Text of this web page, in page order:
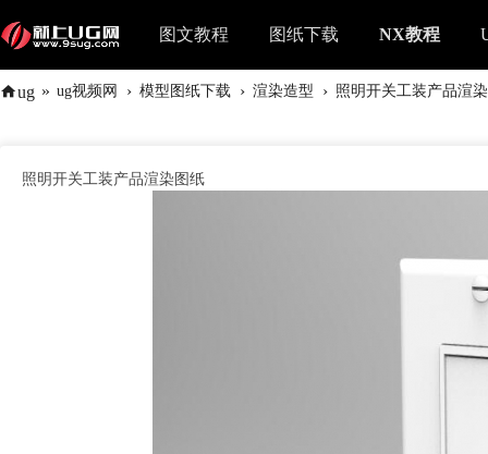
图文教程 图纸下载 NX教程
ug » ug视频网 › 模型图纸下载 › 渲染造型 › 照明开关工装产品渲
照明开关工装产品渲染图纸